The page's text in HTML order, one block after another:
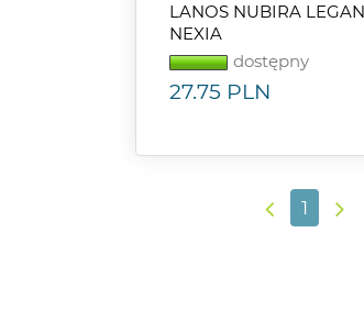
LANOS NUBIRA
NEXIA
dostępny
27.75 PLN
1